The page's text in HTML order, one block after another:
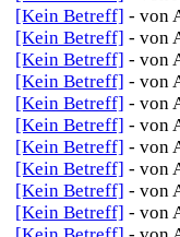
[Kein Betreff] - von
[Kein Betreff] - von
[Kein Betreff] - von
[Kein Betreff] - von
[Kein Betreff] - von
[Kein Betreff] - von
[Kein Betreff] - von
[Kein Betreff] - von
[Kein Betreff] - von
[Kein Betreff] - von